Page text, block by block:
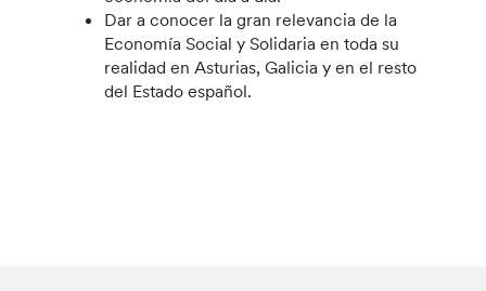
Dar a conocer la gran relevancia de la
Economía Social y Solidaria en toda su
realidad en Asturias, Galicia y en el resto
del Estado español.